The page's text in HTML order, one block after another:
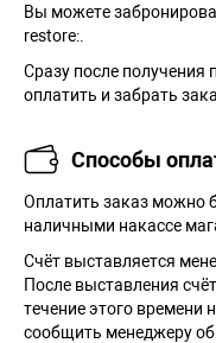
Вы можете
restore:.
Сразу после
оплатить и забрать
Способы
Оплатить заказ можно
наличными накассе
Cчёт выставляется
После выставления
течение этого времени
сообщить менеджеру об